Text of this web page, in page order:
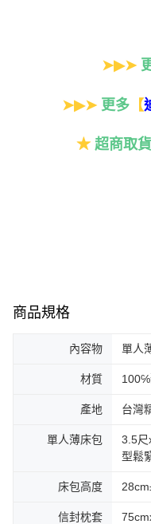
➤▶➤
➤▶➤ 更多 【
★ 超商取貨
商品規格
內容物 單人
材質 100℅
產地 台灣
單人薄床包
3.5尺
型鬆
床包高度
信封枕套